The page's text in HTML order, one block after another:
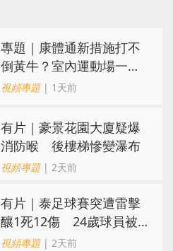
專題｜康體通新措施打不
倒黃牛？室內運動場一場
難求越炒越貴
視頻專題| 1天前
有片｜豪景花園大廈疑爆
消防喉 後樓梯慘變瀑布
視頻專題| 2天前
有片｜泰足球賽突遭雷擊
釀1死12傷 24歲球員被
閃電劈中亡
視頻專題| 2天前